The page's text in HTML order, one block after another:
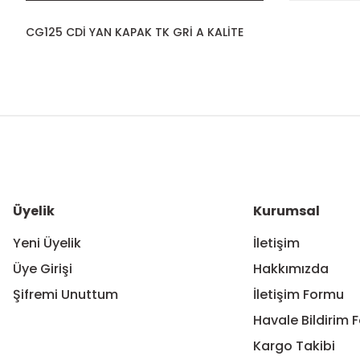
CG125 CDİ YAN KAPAK TK GRİ A KALİTE
Ürün bilgilerinde hatalar bulunuyor.
Üyelik
Yeni Üyelik
Üye Girişi
Şifremi Unuttum
Kurumsal
İletişim
Hakkımızda
İletişim Formu
Havale Bildirim
Kargo Takibi